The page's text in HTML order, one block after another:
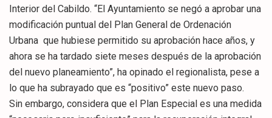
Interior del Cabildo. “El Ayuntamiento se negó a aprobar una
modificación puntual del Plan General de Ordenación
Urbana que hubiese permitido su aprobación hace años, y
ahora se ha tardado siete meses después de la aprobación
del nuevo planeamiento”, ha opinado el regionalista, pese a
lo que ha subrayado que es “positivo” este nuevo paso.
Sin embargo, considera que el Plan Especial es una medida